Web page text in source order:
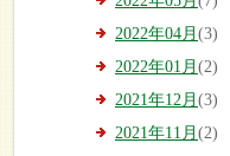
2022年04月 (3)
2022年01月 (2)
2021年12月 (3)
2021年11月 (2)